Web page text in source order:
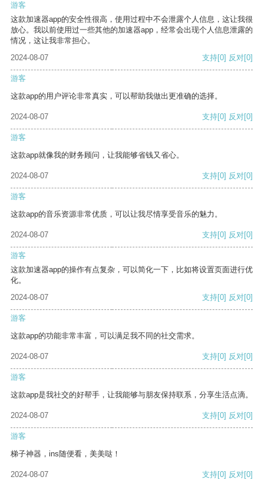
游客
这款加速器app的安全性很高，使用过程中不会泄露个人信息，这让我很
放心。我以前使用过一些其他的加速器app，经常会出现个人信息泄露的
情况，这让我非常担心。
2024-08-07
支持[0] 反对[0]
游客
这款app的用户评论非常真实，可以帮助我做出更准确的选择。
2024-08-07 支持[0] 反对[0]
游客
这款app就像我的财务顾问，让我能够省钱又省心。
2024-08-07 支持[0] 反对[0]
游客
这款app的音乐资源非常优质，可以让我尽情享受音乐的魅力。
2024-08-07 支持[0] 反对[0]
游客
这款加速器app的操作有点复杂，可以简化一下，比如将设置页面进行优
化。
2024-08-07
支持[0] 反对[0]
游客
这款app的功能非常丰富，可以满足我不同的社交需求。
2024-08-07 支持[0] 反对[0]
游客
这款app是我社交的好帮手，让我能够与朋友保持联系，分享生活点滴。
2024-08-07 支持[0] 反对[0]
游客
梯子神器，ins随便看，美美哒！
2024-08-07 支持[0] 反对[0]